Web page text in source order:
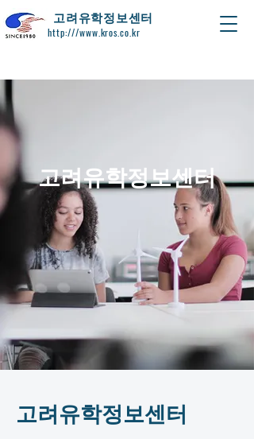
​고려유학정보센터
http:///www.kros.co.kr
고려유학정보센터
​고려유학정보센터